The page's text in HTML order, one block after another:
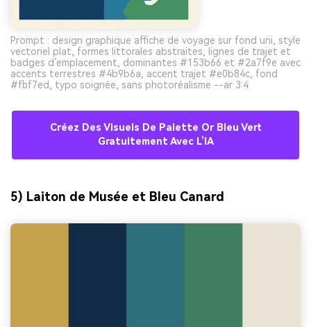
Prompt : design graphique affiche de voyage sur fond uni, style
vectoriel plat, formes littorales abstraites, lignes de trajet et
badges d’emplacement, dominantes #153b66 et #2a7f9e avec
accents terrestres #4b9b6a, accent trajet #e0b84c, fond
#fbf7ed, typo soignée, sans photoréalisme --ar 3:4
Créez Des Visuels De Palette Or Bleu Vert
Gratuitement Avec L’IA
5) Laiton de Musée et Bleu Canard